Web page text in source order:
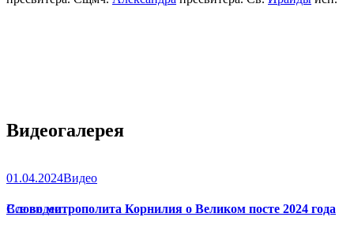
Видеогалерея
01.04.2024Видео
Слово митрополита Корнилия о Великом посте 2024 года
Все видео